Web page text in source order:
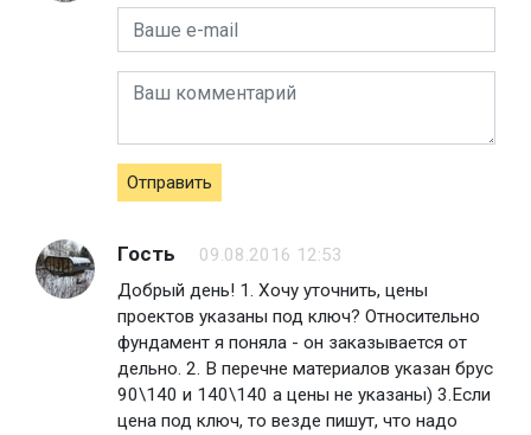
Отправить
Гость
09.08.2016 12:53
Добрый день! 1. Хочу уточнить, цены
проектов указаны под ключ? Относительно
фундамент я поняла - он заказывается от
дельно. 2. В перечне материалов указан брус
90\140 и 140\140 а цены не указаны) 3.Если
цена под ключ, то везде пишут, что надо